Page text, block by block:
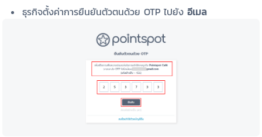
ธุรกิจตั้งค่าการยืนยันตัวตนด้วย OTP ไปยังอีเมล